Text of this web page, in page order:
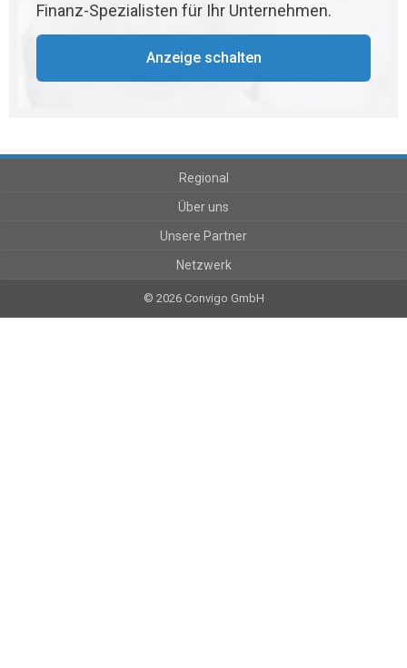
Finanz-Spezialisten für Ihr Unternehmen.
Anzeige schalten
Regional
Über uns
Unsere Partner
Netzwerk
© 2026 Convigo GmbH